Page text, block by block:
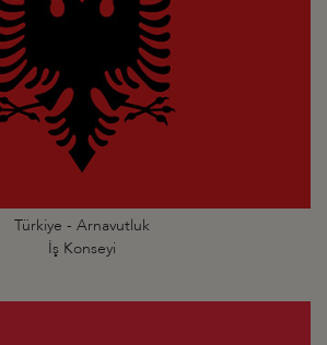
Türkiye - Arnavutluk
İş Konseyi